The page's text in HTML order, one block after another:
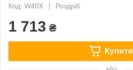
Код: W40X
Роздріб
1 713 ₴
Купити